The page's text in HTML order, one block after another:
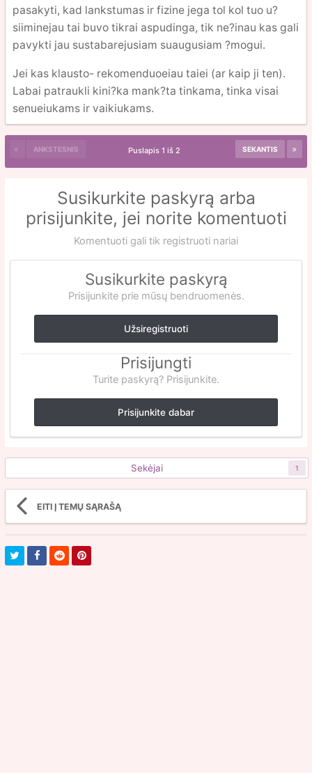
pasakyti, kad lankstumas ir fizine jega tol kol tuo u?
siiminejau tai buvo tikrai aspudinga, tik ne?inau kas gali
pavykti jau sustabarejusiam suaugusiam ?mogui.
Jei kas klausto- rekomenduoeiau taiei (ar kaip ji ten).
Labai patraukli kini?ka mank?ta tinkama, tinka visai
senueiukams ir vaikiukams.
ANKSTESNIS SEKANTIS
Puslapis 1 iš 2
Susikurkite paskyrą arba
prisijunkite, jei norite komentuoti
Komentuoti gali tik registruoti nariai
Susikurkite paskyrą
Prisijunkite prie mūsų bendruomenės.
Užsiregistruoti
Prisijungti
Turite paskyrą? Prisijunkite.
Prisijunkite dabar
Sekėjai 1
EITI Į TEMŲ SĄRAŠĄ